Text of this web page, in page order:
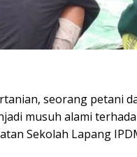
seorang petani
musuh alami
Sekolah Lapang